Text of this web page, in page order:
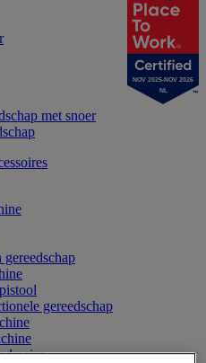
met snoer
gereedschap
NOV 2025-NOV 2026
NL